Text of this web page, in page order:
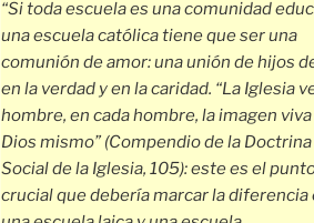
“Si toda escuela es una comunidad
una escuela católica tiene que ser una
comunión de amor: una unión de hijos
en la verdad y en la caridad. “La Iglesia
hombre, en cada hombre, la imagen
Dios mismo” (Compendio de la Doctrina
Social de la Iglesia, 105): este es el
crucial que debería marcar la diferencia